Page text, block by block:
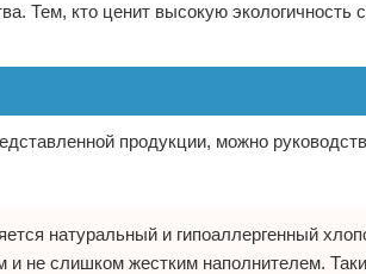
Тем, кто ценит высокую экологичность
продукции, можно
натуральный и гипоаллергенный
не слишком жестким наполнителем.